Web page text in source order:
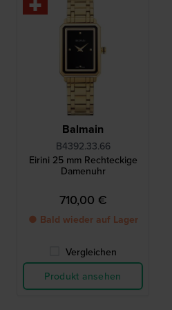
Balmain
B4392.33.66
Eirini 25 mm Rechteckige
Damenuhr
710,00 €
● Bald wieder auf Lager
Vergleichen
Produkt ansehen